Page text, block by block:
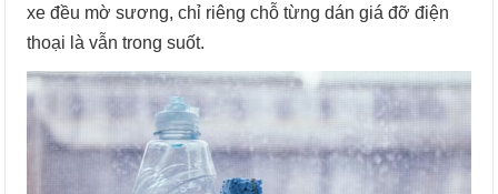
xe đều mờ sương, chỉ riêng chỗ từng dán giá đỡ điện
thoại là vẫn trong suốt.